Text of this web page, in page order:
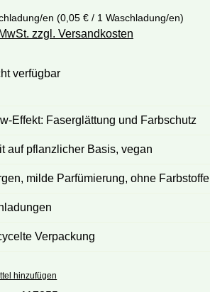
en (0,05 € / 1 Waschladung/en)
zzgl. Versandkosten
verfügbar
Effekt: Faserglättung und Farbschutz
auf pflanzlicher Basis, vegan
milde Parfümierung, ohne Farbstoffe
Verpackung
hinzufügen